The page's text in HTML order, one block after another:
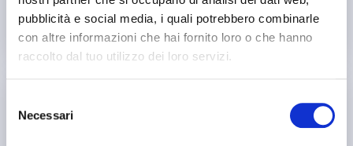
pubblicità e social media, i quali potrebbero combinarle
con altre informazioni che hai fornito loro o che hanno
raccolto dal tuo utilizzo dei loro servizi.
delNecessari
gli esercizi di stretching e mobilità aiutano a ridurre
il dolore e l'infiammazione.